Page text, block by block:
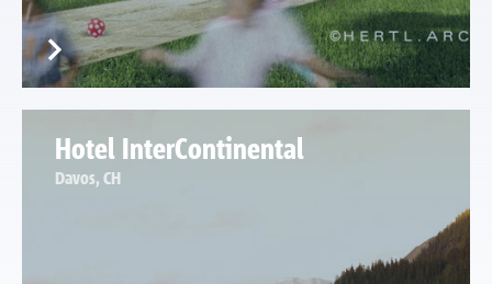
Hotel InterContinental
Davos, CH